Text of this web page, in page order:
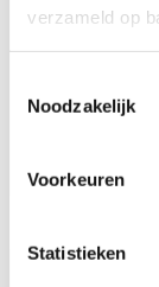
verzameld op
Noodzakelijk
Voorkeuren
Statistieken